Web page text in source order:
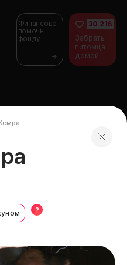
Финансово
помочь
фонду
30 216
Забрать
питомца
домой
?